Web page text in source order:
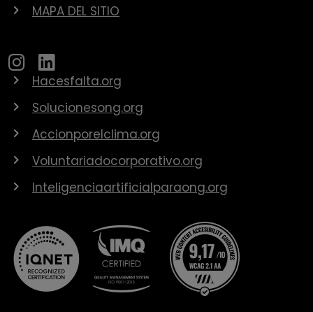
MAPA DEL SITIO
Hacesfalta.org
Solucionesong.org
Accionporelclima.org
Voluntariadocorporativo.org
Inteligenciaartificialparaong.org